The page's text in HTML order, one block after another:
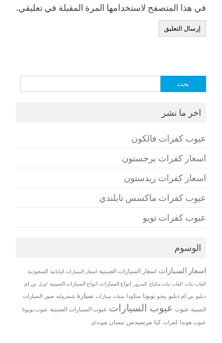
في هذا المتصفح لاستخدامها المرة المقبلة في تعليقي.
البحث
اخر ما نشر
عيوب كفرات فالكون
اسعار كفرات برجستون
اسعار كفرات ريدستون
عيوب كفرات ماكسس تايلندي
عيوب كفرات تويو
الوسوم
اسعار السيارات اسعار السيارات الصينية اسعار السيارات اليابانية السعودية
العاب بنات العاب بنات مكياج المرور انواع السيارات انواع السيارات الصينية اوبل بي إم
دبليو بي ام دبليو بيجو تويوتا سكودا سيات سيارات سيارة شيفروليه صور السيارات
الصينية عيوب عيوب السيارات عيوب السيارات الصينية عيوب تويوتا
عيوب هوندا كفرات كيا مرسيدس نيسان هيونداي